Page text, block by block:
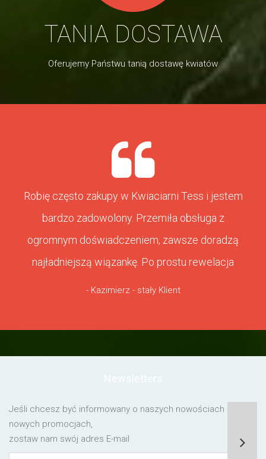
TANIA DOSTAWA
Oferujemy Państwu tanią dostawę kwiatów
Robię często zakupy w Kwiaciarni Tess i jestem
bardzo zadowolony. Przemiła obsługa z
ogromnym doświadczeniem, zawsze doradzą
najładniejszą wiązankę. Po prostu rewelacja
- Kazimierz - stały Klient
Jeśli chcesz być informowany o naszych nowościach lub o
nowych promocjach,
zostaw nam swój adres E-mail